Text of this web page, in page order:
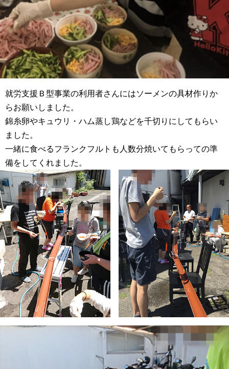
就労支援Ｂ型事業の利用者さんにはソーメンの具材作りか
らお願いしました。
錦糸卵やキュウリ・ハム蒸し鶏などを千切りにしてもらい
ました。
一緒に食べるフランクフルトも人数分焼いてもらっての準
備をしてくれました。